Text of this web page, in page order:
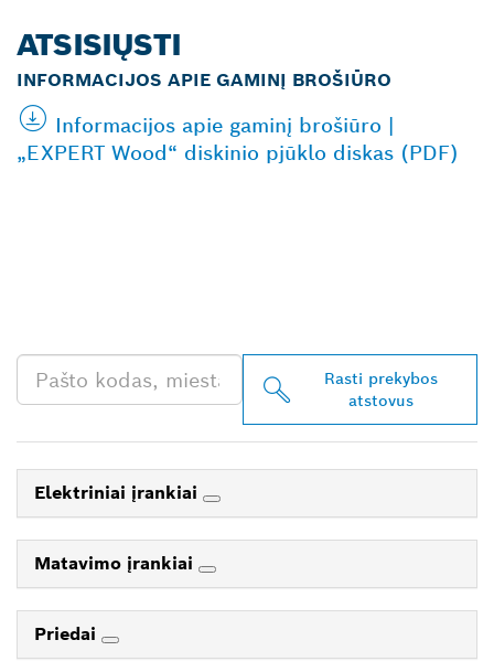
ATSISIŲSTI
INFORMACIJOS APIE GAMINĮ BROŠIŪRO
Informacijos apie gaminį brošiūro |
„EXPERT Wood“ diskinio pjūklo diskas (PDF)
Rasti prekybos
atstovus
Elektriniai įrankiai
Matavimo įrankiai
Priedai